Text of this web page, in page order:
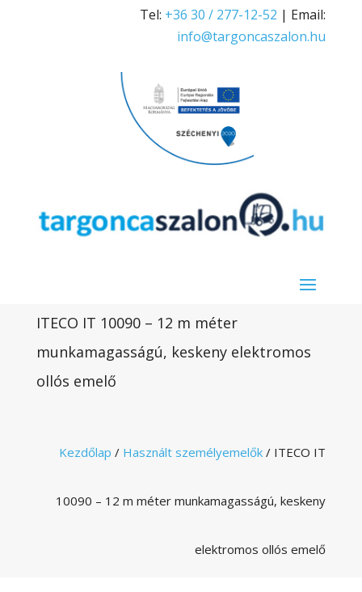
Tel: +36 30 / 277-12-52 | Email:
info@targoncaszalon.hu
ITECO IT 10090 – 12 m méter
munkamagasságú, keskeny elektromos
ollós emelő
Kezdőlap / Használt személyemelők / ITECO IT
10090 – 12 m méter munkamagasságú, keskeny
elektromos ollós emelő